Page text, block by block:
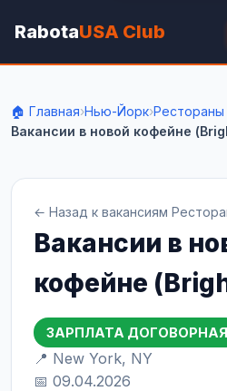
RabotaUSA Club
🏠 Главная›Нью-Йорк›Рестораны
Вакансии в новой кофейне
← Назад к вакансиям
Вакансии в
кофейне
ЗАРПЛАТА ДОГОВОРНАЯ
📍 New York, NY
📅 09.04.2026